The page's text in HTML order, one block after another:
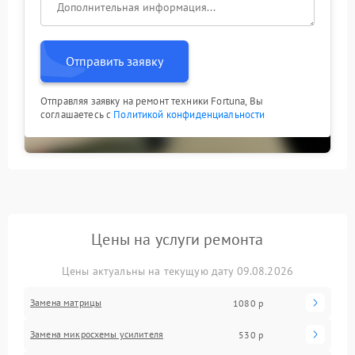
Отправить заявку
Отправляя заявку на ремонт техники Fortuna, Вы
соглашаетесь с Политикой конфиденциальности
Цены на услуги ремонта
Цены актуальны на текущую дату 09.08.2026
Замена матрицы 1080 р
Замена микросхемы усилителя 530 р